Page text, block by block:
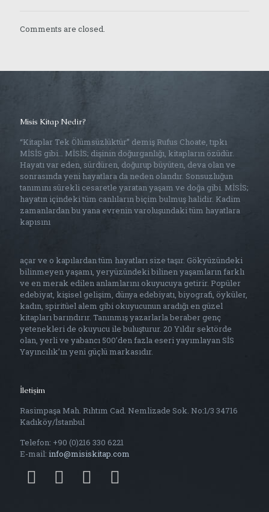
Comments are closed.
Misis Kitap Nedir?
“Kitaplar Tek Ölümsüzlüktür” demiş Rufus Choate, tıpkı
MİSİS gibi… MİSİS; dişinin doğurganlığı, kitapların özüdür.
Hayatı var eden, sürdüren, doğurup büyüten, deva olan ve
sonrasında yeni hayatlara da neden olandır. Sonsuzluğun
tanımını sürekli cesaretle yaratan yaşam ve doğa gibi. MİSİS;
hayatın içindeki tüm canlıların biçim bulmuş halidir. Kadim
zamanlardan bu yana evrenin varoluşundaki tüm hayatlara
kapısını
açar ve o kapılardan tüm hayatları size taşır. Gökyüzündeki
bilinmeyen yaşamı, yeryüzündeki bilinen yaşamların farklı
ve en merak edilen anlamlarını okuyucuya getirir. Popüler
edebiyat, kişisel gelişim, dünya edebiyatı, biyografi, öyküler,
kadın, spiritüel alem gibi okuyucunun aradığı en güzel
kitapları barındırır. Tanınmış yazarlarla beraber genç
yetenekleri de okuyucu ile buluşturur. 20 Yıldır sektörde
olan, yerli ve yabancı 500’den fazla eseri yayımlayan SİS
Yayıncılık’ın yeni güçlü markasıdır.
İletişim
Rasimpaşa Mah. Rıhtım Cad. Nemlizade Sok. No:1/3 34716
Kadıköy/İstanbul
Telefon: +90 (0)216 330 6221
E-mail: info@misiskitap.com